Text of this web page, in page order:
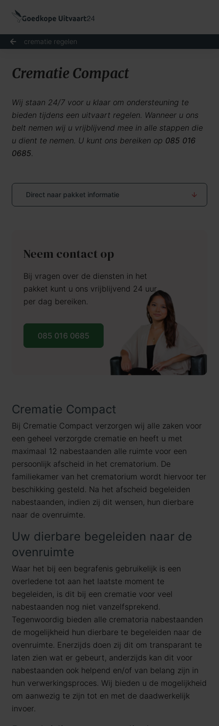
crematie regelen
Crematie Compact
Wij staan 24/7 voor u klaar om ondersteuning te
bieden tijdens een uitvaart regelen. Wanneer u ons
belt nemen wij u vrijblijvend mee in alle stappen die
u dient te nemen. U kunt ons bereiken op 085 016
0685.
Direct naar pakket informatie
Crematie Compact
Bij Crematie Compact verzorgen wij alle zaken voor
een geheel verzorgde crematie en heeft u met
maximaal 12 nabestaanden alle ruimte voor een
persoonlijk afscheid in het crematorium. De
familiekamer van het crematorium wordt hiervoor ter
beschikking gesteld. Na het afscheid begeleiden
nabestaanden, indien zij dit wensen, hun dierbare
naar de ovenruimte.
Uw dierbare begeleiden naar de
ovenruimte
Waar het bij een begrafenis gebruikelijk is een
overledene tot aan het laatste moment te
begeleiden, is dit bij een crematie voor veel
nabestaanden nog niet vanzelfsprekend.
Tegenwoordig bieden alle crematoria nabestaanden
de mogelijkheid hun dierbare te begeleiden naar de
ovenruimte. Enerzijds doen zij dit om transparant te
laten zien wat er gebeurt, anderzijds kan dit voor
nabestaanden ook helpend en/of van belang zijn in
hun verwerkingsproces. Wij bieden u de mogelijkheid
om aanwezig te zijn tot en met de daadwerkelijk
invoer.
Neem contact op
Bij vragen over de diensten in het
pakket kunt u ons vrijblijvend 24 uur
per dag bereiken.
085 016 0685